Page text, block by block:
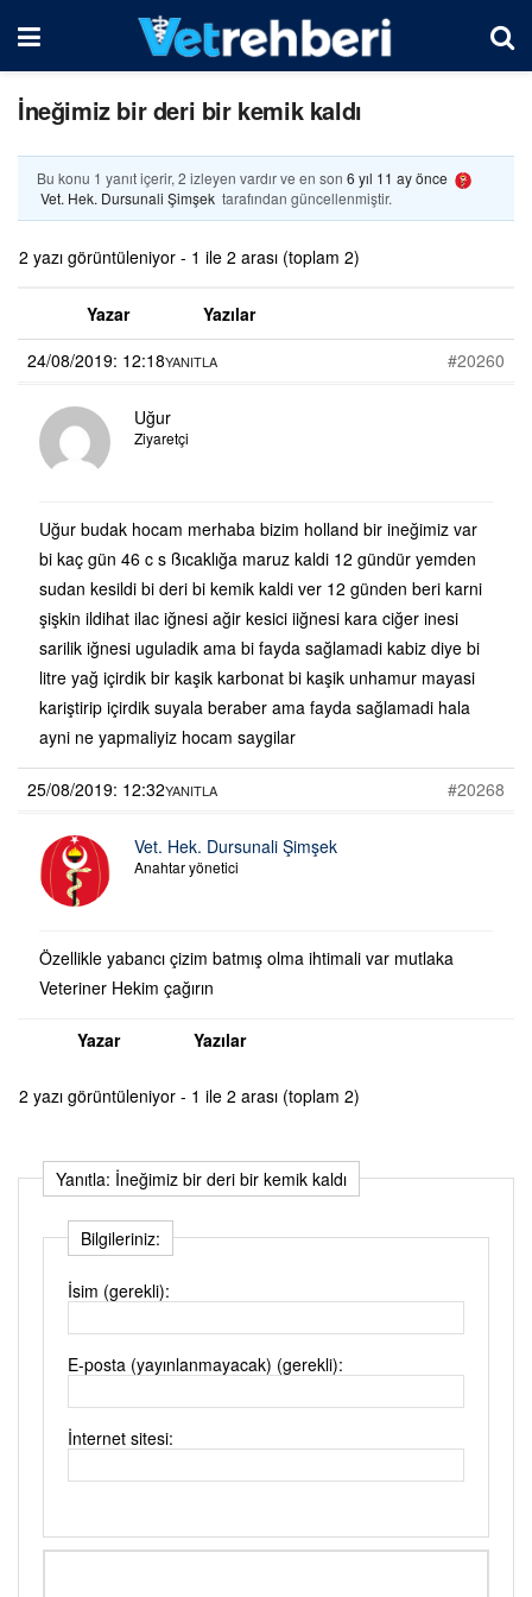
İneğimiz bir deri bir kemik kaldı
Bu konu 1 yanıt içerir, 2 izleyen vardır ve en son 6 yıl 11 ay önce
Vet. Hek. Dursunali Şimşek tarafından güncellenmiştir.
2 yazı görüntüleniyor - 1 ile 2 arası (toplam 2)
Yazar
Yazılar
24/08/2019: 12:18
#20260
YANITLA
Uğur
Ziyaretçi
Uğur budak hocam merhaba bizim holland bir ineğimiz var
bi kaç gün 46 c s ßıcaklığa maruz kaldi 12 gündür yemden
sudan kesildi bi deri bi kemik kaldi ver 12 günden beri karni
şişkin ildihat ilac iğnesi ağir kesici iiğnesi kara ciğer inesi
sarilik iğnesi uguladik ama bi fayda sağlamadi kabiz diye bi
litre yağ içirdik bir kaşik karbonat bi kaşik unhamur mayasi
kariştirip içirdik suyala beraber ama fayda sağlamadi hala
ayni ne yapmaliyiz hocam saygilar
25/08/2019: 12:32 #20268
YANITLA
Vet. Hek. Dursunali Şimşek
Anahtar yönetici
Özellikle yabancı çizim batmış olma ihtimali var mutlaka
Veteriner Hekim çağırın
Yazar Yazılar
2 yazı görüntüleniyor - 1 ile 2 arası (toplam 2)
Yanıtla: İneğimiz bir deri bir kemik kaldı
Bilgileriniz:
İsim (gerekli):
E-posta (yayınlanmayacak) (gerekli):
İnternet sitesi: